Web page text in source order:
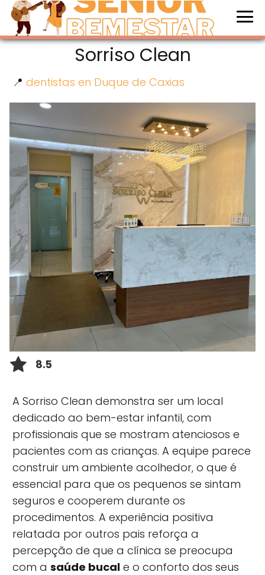
Sorriso Clean
📍 dentistas en Duque de Caxias
8.5
A Sorriso Clean demonstra ser um local
dedicado ao bem-estar infantil, com
profissionais que se mostram atenciosos e
pacientes com as crianças. A equipe parece
construir um ambiente acolhedor, o que é
essencial para que os pequenos se sintam
seguros e cooperem durante os
procedimentos. A experiência positiva
relatada por outros pais reforça a
percepção de que a clínica se preocupa
com a saúde bucal e o conforto dos seus